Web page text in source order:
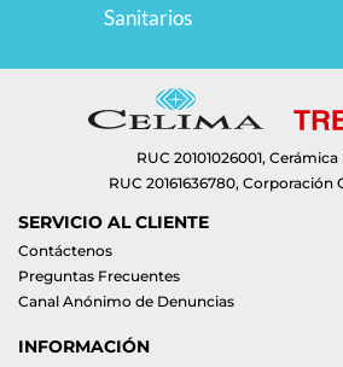
Sanitarios
RUC 20101026001,
RUC 20161636780, Corporación
SERVICIO AL CLIENTE
Contáctenos
Preguntas Frecuentes
Canal Anónimo de Denuncias
INFORMACIÓN